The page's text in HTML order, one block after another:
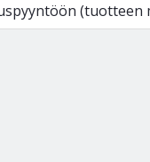
(tuotteen